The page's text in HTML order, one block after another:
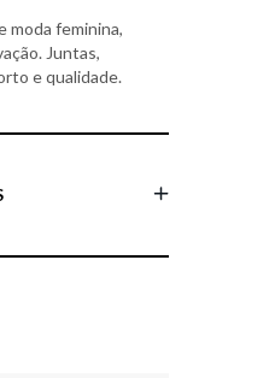
moda feminina,
Juntas,
e qualidade.